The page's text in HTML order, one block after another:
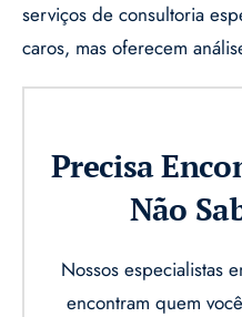
serviços de consultoria
caros, mas oferecem
Precisa
Não
Nossos especialistas
encontram quem